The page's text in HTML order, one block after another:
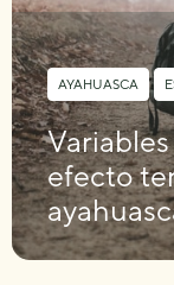
AYAHUASCA ,
efecto